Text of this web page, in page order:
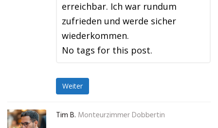
erreichbar. Ich war rundum
zufrieden und werde sicher
wiederkommen.
No tags for this post.
Weiter
Tim B. Monteurzimmer Dobbertin